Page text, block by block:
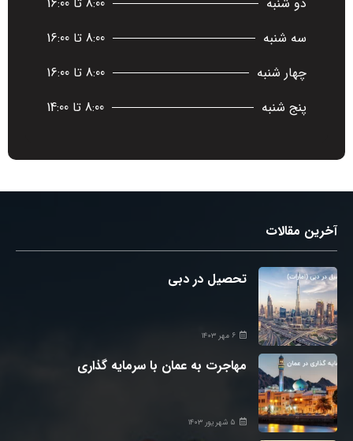
سه شنبه
8:00 تا 16:00
چهار شنبه
8:00 تا 16:00
پنج شنبه
8:00 تا 14:00
آخرین مقالات
تحصیل در دبی
۶ مهر ۱۴۰۳
مهاجرت به عمان با سرمایه گذاری
۵ شهریور ۱۴۰۳